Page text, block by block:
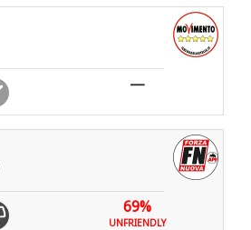
—
69%
UNFRIENDLY